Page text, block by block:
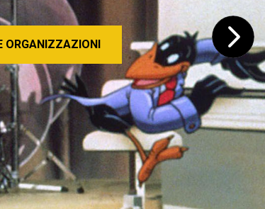
ORGANIZZAZIONI